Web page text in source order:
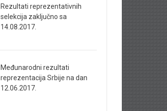
Rezultati reprezentativnih
selekcija zaključno sa
14.08.2017.
Međunarodni rezultati
reprezentacija Srbije na dan
12.06.2017.